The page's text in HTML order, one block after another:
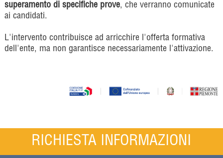
superamento di specifiche prove, che verranno comunicate
ai candidati.
L'intervento contribuisce ad arricchire l'offerta formativa
dell'ente, ma non garantisce necessariamente l'attivazione.
RICHIESTA INFORMAZIONI